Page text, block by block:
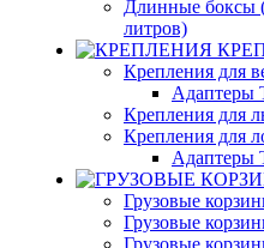
Длинные боксы
литров)
Крепления для
Адаптеры
Крепления для
Крепления для
Адаптеры
Грузовые
Грузовые
Грузовые